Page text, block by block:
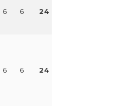
6 6 24
6 6 24